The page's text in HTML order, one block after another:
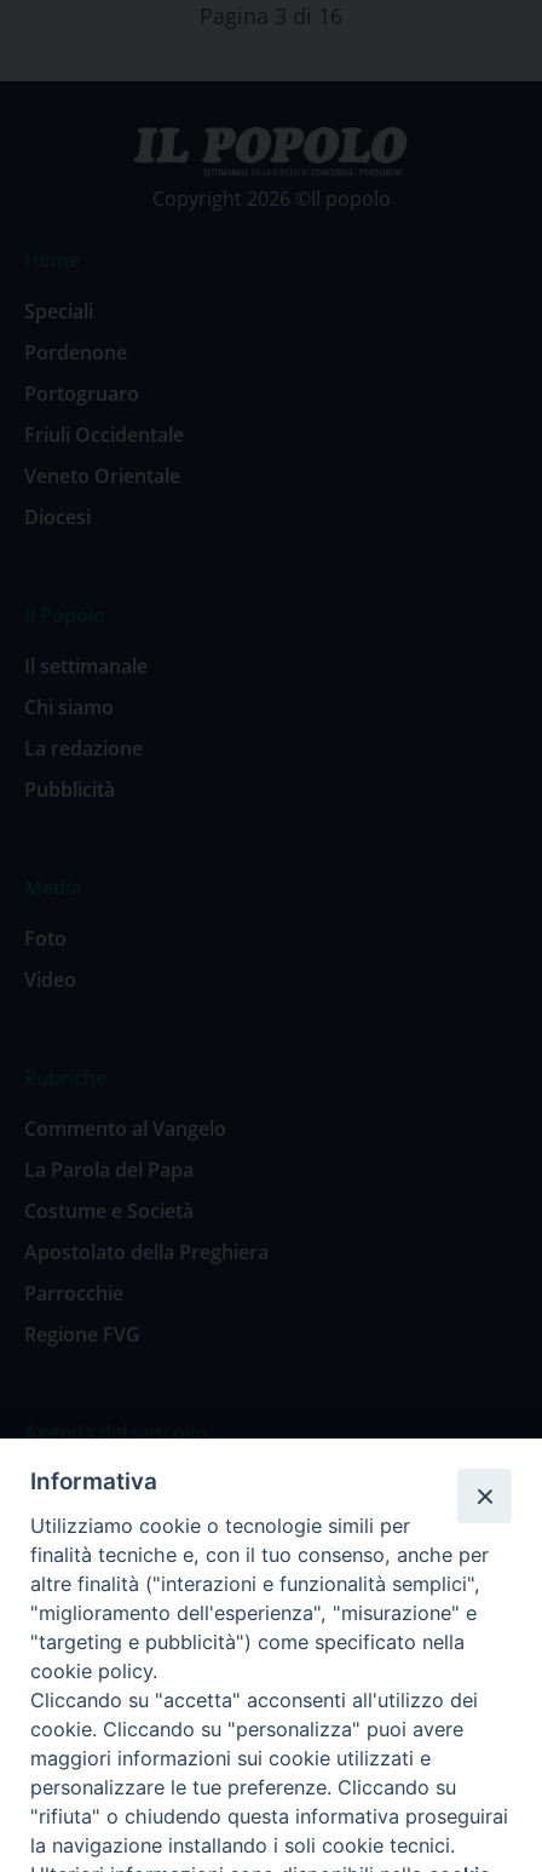
Pagina 3 di 16
Copyright 2026 ©Il popolo
Speciali
Pordenone
Portogruaro
Friuli Occidentale
Veneto Orientale
Diocesi
Il settimanale
Chi siamo
La redazione
Pubblicità
Foto
Video
Commento al Vangelo
La Parola del Papa
Costume e Società
Apostolato della Preghiera
Parrocchie
Regione FVG
Agenda del vescovo
Agenda del vescovo
Privacy Policy Trasparenza
Termini e Condizioni
Informativa per il trattamento dei dati personali
Cookie Policy
Informativa
Utilizziamo cookie o tecnologie simili per
finalità tecniche e, con il tuo consenso, anche per
altre finalità ("interazioni e funzionalità semplici",
"miglioramento dell'esperienza", "misurazione" e
"targeting e pubblicità") come specificato nella
cookie policy.
Cliccando su "accetta" acconsenti all'utilizzo dei
cookie. Cliccando su "personalizza" puoi avere
maggiori informazioni sui cookie utilizzati e
personalizzare le tue preferenze. Cliccando su
"rifiuta" o chiudendo questa informativa proseguirai
la navigazione installando i soli cookie tecnici.